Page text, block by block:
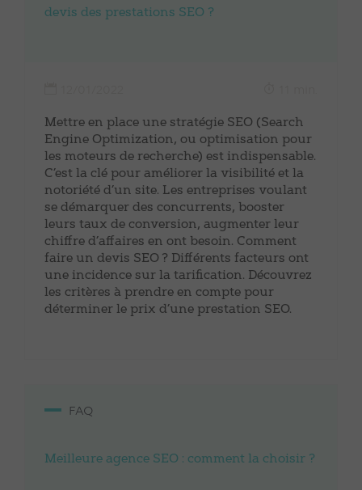
devis des prestations SEO ?
Mettre en place une stratégie SEO (Search
Engine Optimization, ou optimisation pour
les moteurs de recherche) est indispensable.
C’est la clé pour améliorer la visibilité et la
notoriété d’un site. Les entreprises voulant
se démarquer des concurrents, booster
leurs taux de conversion, augmenter leur
chiffre d’affaires en ont besoin. Comment
faire un devis SEO ? Différents facteurs ont
une incidence sur la tarification. Découvrez
les critères à prendre en compte pour
déterminer le prix d’une prestation SEO.
FAQ
Meilleure agence SEO : comment la choisir ?